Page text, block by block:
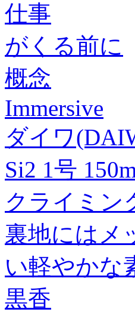
仕事
がくる前に
概念
Immersive
ダイワ
Si2 1号
クライミン
裏地にはメ
い軽やかな
黒香